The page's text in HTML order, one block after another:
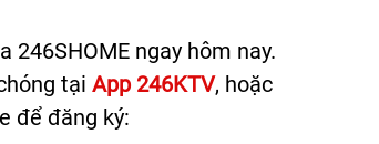
246SHOME ngay hôm nay.
tại App 246KTV, hoặc
để đăng ký: